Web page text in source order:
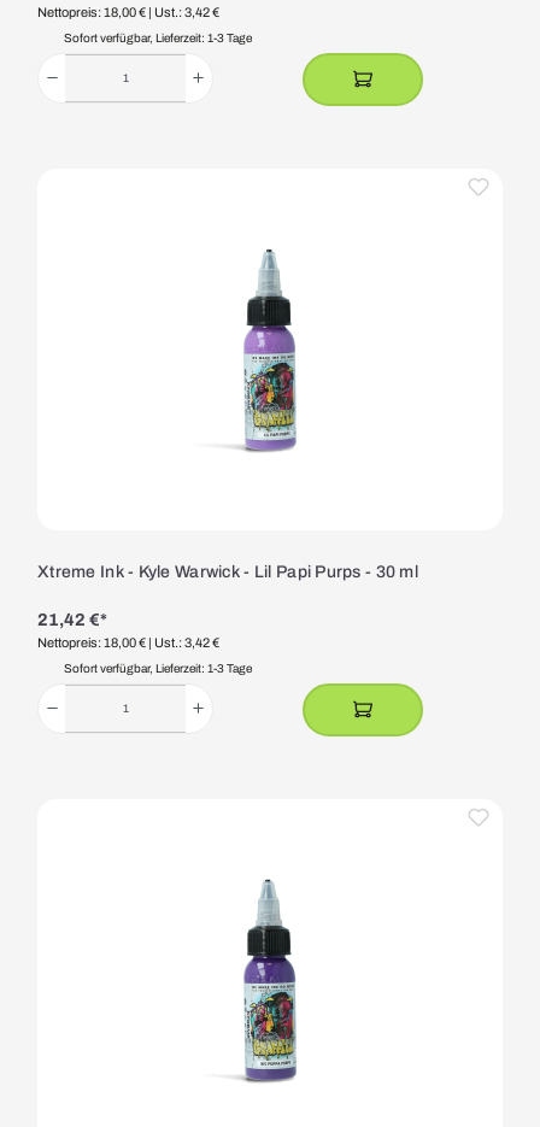
Nettopreis: 18,00 € | Ust.: 3,42 €
Sofort verfügbar, Lieferzeit: 1-3 Tage
Xtreme Ink - Kyle Warwick - Lil Papi Purps - 30 ml
21,42 €*
Nettopreis: 18,00 € | Ust.: 3,42 €
Sofort verfügbar, Lieferzeit: 1-3 Tage